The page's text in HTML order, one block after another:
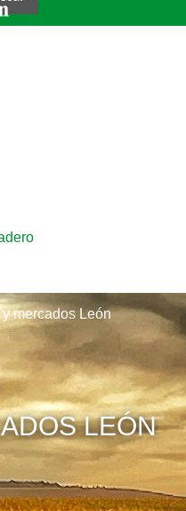
mercados León
LEÓN